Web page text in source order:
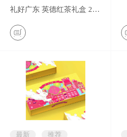
0 条评价
礼好广东 英德红茶礼盒 200g
最新 推荐